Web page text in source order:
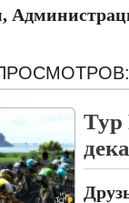
Тур